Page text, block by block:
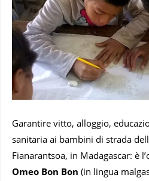
Garantire vitto, alloggio,
sanitaria ai bambini di strada
Fianarantsoa, in Madagascar: è
Omeo Bon Bon (in lingua